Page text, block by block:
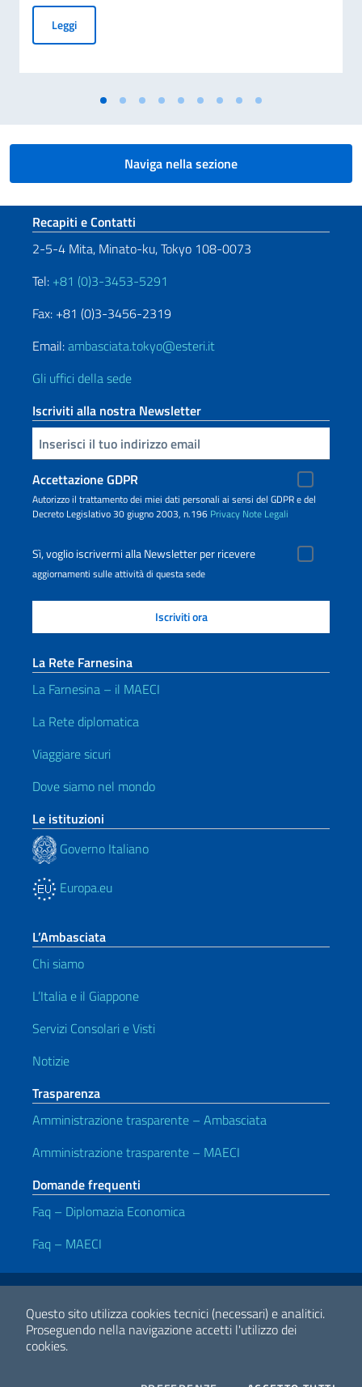
Questo sito utilizza cookies tecnici (necessari) e analitici.
Proseguendo nella navigazione accetti l'utilizzo dei
cookies.
LeggiCOMUNICATO STAMPA - "La bella Simonetta" di
Naviga nella sezione
Sezione footer
Recapiti e Contatti
2-5-4 Mita, Minato-ku, Tokyo 108-0073
Tel: +81 (0)3-3453-5291
Fax: +81 (0)3-3456-2319
Email:ambasciata.tokyo@esteri.it
Gli uffici della sede
Iscriviti alla nostra Newsletter
Inserisci la tua email
Accettazione GDPR
Autorizzo il trattamento dei miei dati personali ai sensi del GDPR e del
Decreto Legislativo 30 giugno 2003, n.196 Privacy Note Legali
Sì, voglio iscrivermi alla Newsletter per ricevere
aggiornamenti sulle attività di questa sede
La Rete Farnesina
La Farnesina – il MAECI
La Rete diplomatica
Viaggiare sicuri
Dove siamo nel mondo
Le istituzioni
Governo Italiano
Europa.eu
L’Ambasciata
Chi siamo
L’Italia e il Giappone
Servizi Consolari e Visti
Notizie
Trasparenza
Amministrazione trasparente – Ambasciata
Amministrazione trasparente – MAECI
Domande frequenti
Faq – Diplomazia Economica
Faq – MAECI
Link Utili